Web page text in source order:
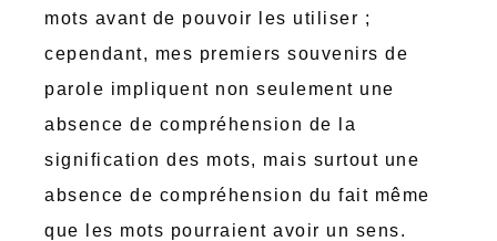
mots avant de pouvoir les utiliser ;
cependant, mes premiers souvenirs de
parole impliquent non seulement une
absence de compréhension de la
signification des mots, mais surtout une
absence de compréhension du fait même
que les mots pourraient avoir un sens.